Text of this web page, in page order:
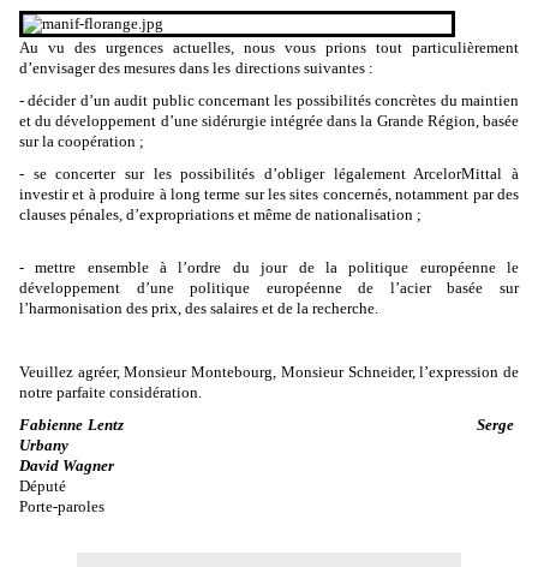
Au vu des urgences actuelles, nous vous prions tout particulièrement
d’envisager des mesures dans les directions suivantes :
- décider d’un audit public concernant les possibilités concrètes du maintien
et du développement d’une sidérurgie intégrée dans la Grande Région, basée
sur la coopération ;
- se concerter sur les possibilités d’obliger légalement ArcelorMittal à
investir et à produire à long terme sur les sites concernés, notamment par des
clauses pénales, d’expropriations et même de nationalisation ;
- mettre ensemble à l’ordre du jour de la politique européenne le
développement d’une politique européenne de l’acier basée sur
l’harmonisation des prix, des salaires et de la recherche.
Veuillez agréer, Monsieur Montebourg, Monsieur Schneider, l’expression de
notre parfaite considération.
Fabienne Lentz
Serge
Urbany
David Wagner
Député
Porte-paroles